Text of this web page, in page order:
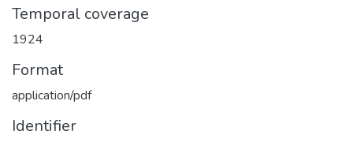
Temporal coverage
1924
Format
application/pdf
Identifier